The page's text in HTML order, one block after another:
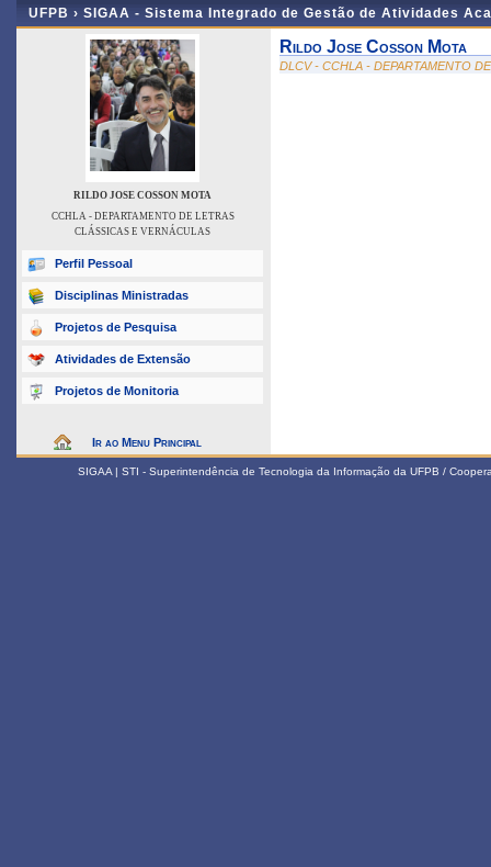
UFPB › SIGAA - Sistema Integrado de Gestão de Atividades
RILDO JOSE COSSON MOTA
CCHLA - DEPARTAMENTO DE LETRAS
CLÁSSICAS E VERNÁCULAS
Perfil Pessoal
Disciplinas Ministradas
Projetos de Pesquisa
Atividades de Extensão
Projetos de Monitoria
Ir ao Menu Principal
Rildo Jose Cosson Mota
DLCV - CCHLA - DEPARTAMENTO
SIGAA | STI - Superintendência de Tecnologia da Informação da UFPB /